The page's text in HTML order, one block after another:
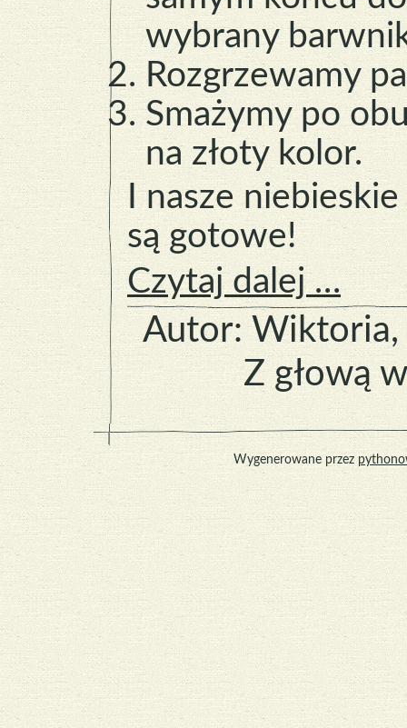
wybrany
Rozgrzewamy
Smażymy po
na złoty kolor.
I nasze
są gotowe!
Czytaj dalej …
Autor:Wiktoria
Z głową
Wygenerowane przez